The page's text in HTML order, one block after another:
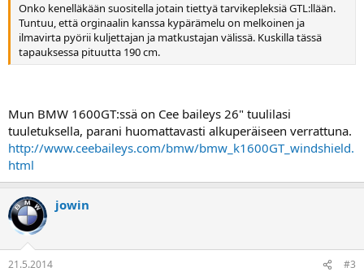
Onko kenelläkään suositella jotain tiettyä tarvikepleksiä GTL:llään.
Tuntuu, että orginaalin kanssa kypärämelu on melkoinen ja
ilmavirta pyörii kuljettajan ja matkustajan välissä. Kuskilla tässä
tapauksessa pituutta 190 cm.
Mun BMW 1600GT:ssä on Cee baileys 26" tuulilasi
tuuletuksella, parani huomattavasti alkuperäiseen verrattuna.
http://www.ceebaileys.com/bmw/bmw_k1600GT_windshield.
html
jowin
21.5.2014 #3